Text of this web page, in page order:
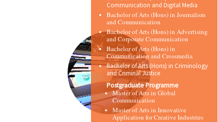
Communication and Digital Media
Bachelor of Arts (Hons) in Journalism
and Communication
Bachelor of Arts (Hons) in Advertising
and Corporate Communication
Bachelor of Arts (Hons) in
Communication and Crossmedia
Bachelor of Arts (Hons) in Criminology
and Criminal Justice
Postgraduate Programme
Master of Arts in Global
Communication
Master of Arts in Innovative
Application for Creative Industries